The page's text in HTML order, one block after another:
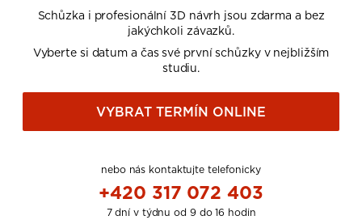
Schůzka i profesionální 3D návrh jsou zdarma a bez
jakýchkoli závazků.
Vyberte si datum a čas své první schůzky v nejbližším
studiu.
VYBRAT TERMÍN ONLINE
nebo nás kontaktujte telefonicky
+420 317 072 403
7 dní v týdnu od 9 do 16 hodin